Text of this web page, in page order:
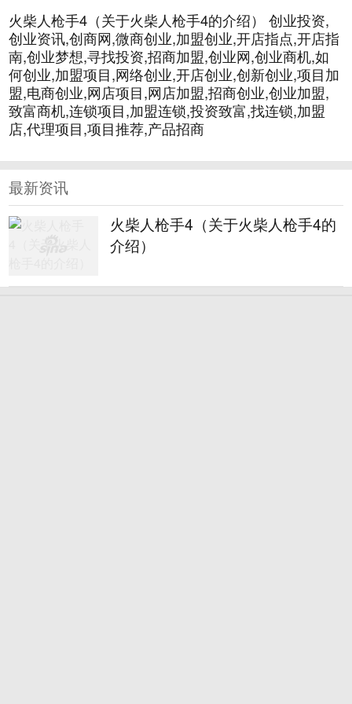
火柴人枪手4（关于火柴人枪手4的介绍） 创业投资,
创业资讯,创商网,微商创业,加盟创业,开店指点,开店指
南,创业梦想,寻找投资,招商加盟,创业网,创业商机,如
何创业,加盟项目,网络创业,开店创业,创新创业,项目加
盟,电商创业,网店项目,网店加盟,招商创业,创业加盟,
致富商机,连锁项目,加盟连锁,投资致富,找连锁,加盟
店,代理项目,项目推荐,产品招商
最新资讯
火柴人枪手4（关于火柴人枪手4的
介绍）